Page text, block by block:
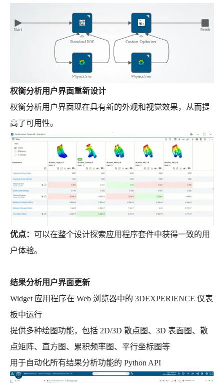
权衡分析用户界面重新设计
权衡分析用户界面现在具有新的外观和视觉效果，从而提
高了可用性。
优点： 可以在整个设计探索应用程序套件中获得一致的用
户体验。
结果分析用户界面更新
Widget 应用程序在 Web 浏览器中的 3DEXPERIENCE 仪表
板中运行
提供多种绘图功能，包括 2D/3D 散点图、3D 表面图、散
点矩阵、直方图、累积频率图、平行坐标图等
用于自动化所有结果分析功能的 Python API